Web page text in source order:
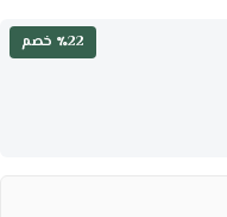
٪22 خصم